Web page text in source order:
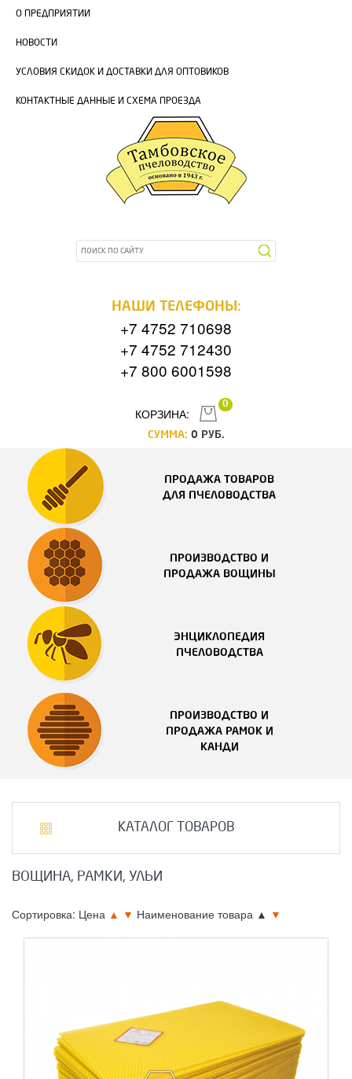
О ПРЕДПРИЯТИИ
НОВОСТИ
УСЛОВИЯ СКИДОК И ДОСТАВКИ ДЛЯ ОПТОВИКОВ
КОНТАКТНЫЕ ДАННЫЕ И СХЕМА ПРОЕЗДА
НАШИ ТЕЛЕФОНЫ:
+7 4752 710698
+7 4752 712430
+7 800 6001598
КОРЗИНА:
0
СУММА: 0 РУБ.
ПРОДАЖА ТОВАРОВ
ДЛЯ ПЧЕЛОВОДСТВА
ПРОИЗВОДСТВО И
ПРОДАЖА ВОЩИНЫ
ЭНЦИКЛОПЕДИЯ
ПЧЕЛОВОДСТВА
ПРОИЗВОДСТВО И
ПРОДАЖА РАМОК И
КАНДИ
КАТАЛОГ ТОВАРОВ
ВОЩИНА, РАМКИ, УЛЬИ
Сортировка: Цена ▲ ▼ Наименование товара ▲ ▼